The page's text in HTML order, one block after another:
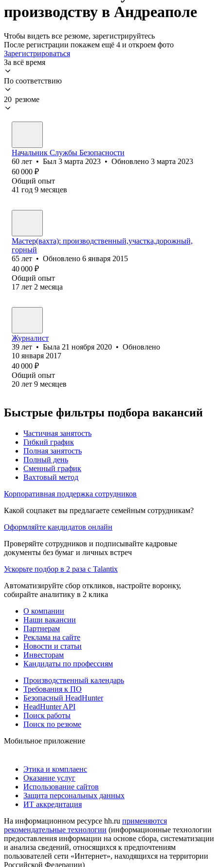
производству в Андреаполе
Чтобы видеть все резюме, зарегистрируйтесь
После регистрации покажем ещё 4 и откроем фото
Зарегистрироваться
За всё время
По соответствию
20 резюме
Начальник Службы Безопасности
60 лет • Был 3 марта 2023 • Обновлено 3 марта 2023
60 000 ₽
Общий опыт
41 год 9 месяцев
Мастер(вахта): производственный,участка,дорожный,
горный
65 лет • Обновлено 6 января 2015
40 000 ₽
Общий опыт
17 лет 2 месяца
Журналист
39 лет • Была 21 ноября 2020 • Обновлено
10 января 2017
40 000 ₽
Общий опыт
20 лет 9 месяцев
Быстрые фильтры подбора вакансий
Частичная занятость
Гибкий график
Полная занятость
Полный день
Сменный график
Вахтовый метод
Корпоративная поддержка сотрудников
Какой соцпакет вы предлагаете семейным сотрудникам?
Оформляйте кандидатов онлайн
Проверяйте сотрудников и подписывайте кадровые
документы без бумаг и личных встреч
Ускорьте подбор в 2 раза с Talantix
Автоматизируйте сбор откликов, настройте воронку,
собирайте аналитику в 2 клика
О компании
Наши вакансии
Партнерам
Реклама на сайте
Новости и статьи
Инвесторам
Кандидаты по профессиям
Производственный календарь
Требования к ПО
Безопасный HeadHunter
HeadHunter API
Поиск работы
Поиск по резюме
Мобильное приложение
Этика и комплаенс
Оказание услуг
Использование сайтов
Защита персональных данных
ИТ аккредитация
На информационном ресурсе hh.ru применяются
рекомендательные технологии (информационные технологии
предоставления информации на основе сбора, систематизации
и анализа сведений, относящихся к предпочтениям
пользователей сети «Интернет», находящихся на территории
Российской Федерации)